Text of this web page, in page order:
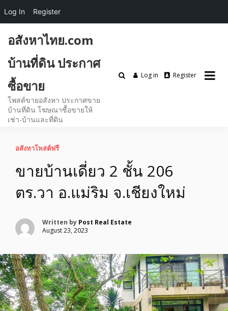
content
อสังหาไทย.com
บ้านที่ดิน ประกาศ
ซื้อขาย
โพสต์ขายอสังหา ประกาศขาย
บ้านที่ดิน โฆษณาซื้อขายให้
เช่า-บ้านและที่ดิน
Log in Register
อสังหาโพสต์ฟรี
ขายบ้านเดี่ยว 2 ชั้น 206
ตร.วา อ.แม่ริม จ.เชียงใหม่
Written by Post Real Estate
August 23, 2023
Log In Register